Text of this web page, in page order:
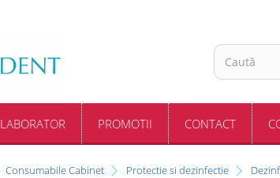
LABORATOR PROMOTII CONTACT
Consumabile Cabinet Protectie si dezinfectie